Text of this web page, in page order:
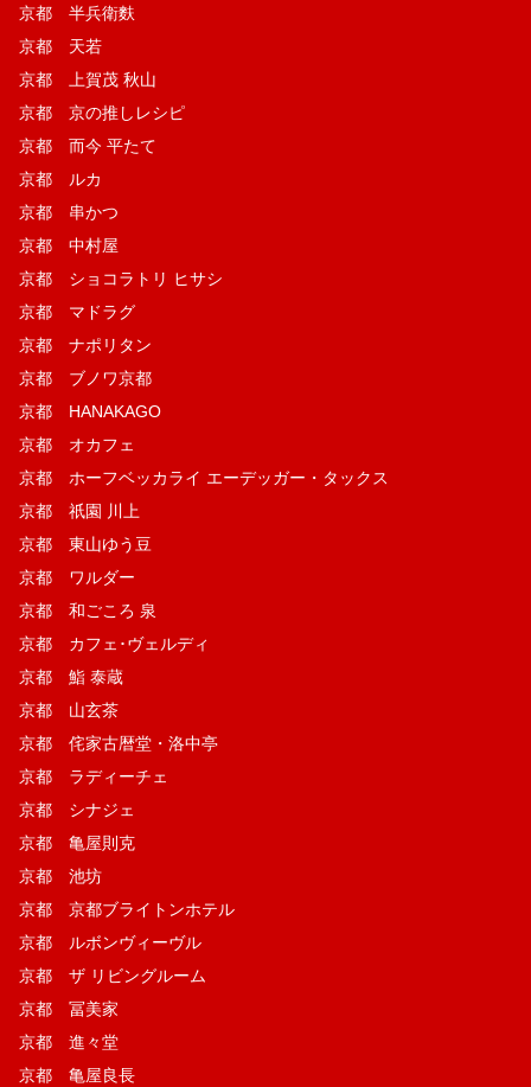
京都 半兵衛麩
京都 天若
京都 上賀茂 秋山
京都 京の推しレシピ
京都 而今 平たて
京都 ルカ
京都 串かつ
京都 中村屋
京都 ショコラトリ ヒサシ
京都 マドラグ
京都 ナポリタン
京都 ブノワ京都
京都 HANAKAGO
京都 オカフェ
京都 ホーフベッカライ エーデッガー・タックス
京都 祇園 川上
京都 東山ゆう豆
京都 ワルダー
京都 和ごころ 泉
京都 カフェ･ヴェルディ
京都 鮨 泰蔵
京都 山玄茶
京都 侘家古暦堂・洛中亭
京都 ラディーチェ
京都 シナジェ
京都 亀屋則克
京都 池坊
京都 京都ブライトンホテル
京都 ルボンヴィーヴル
京都 ザ リビングルーム
京都 冨美家
京都 進々堂
京都 亀屋良長